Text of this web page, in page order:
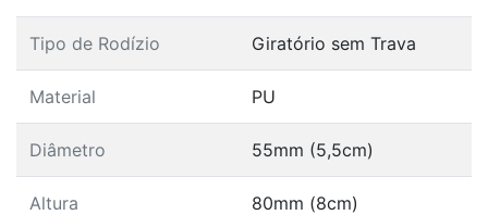
Tipo de Rodízio Giratório sem Trava
Material PU
Diâmetro 55mm (5,5cm)
Altura 80mm (8cm)